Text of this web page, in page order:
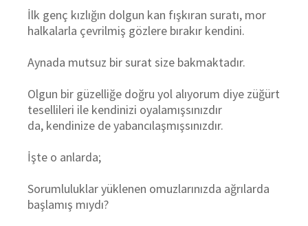
İlk genç kızlığın dolgun kan fışkıran suratı, mor
halkalarla çevrilmiş gözlere bırakır kendini.
Aynada mutsuz bir surat size bakmaktadır.
Olgun bir güzelliğe doğru yol alıyorum diye züğürt
tesellileri ile kendinizi oyalamışsınızdır
da, kendinize de yabancılaşmışsınızdır.
İşte o anlarda;
Sorumluluklar yüklenen omuzlarınızda ağrılarda
başlamış mıydı?